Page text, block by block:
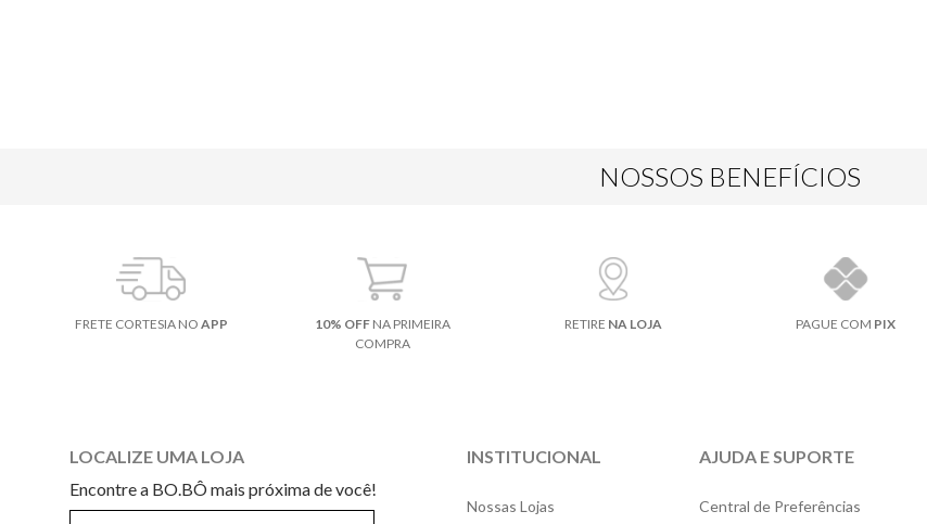
NOSSOS BENEFÍCIOS
FRETE CORTESIA NO APP 10% OFFNA PRIMEIRA
COMPRA
RETIRE NA LOJA PAGUE COM PIX
LOCALIZE UMA LOJA
Encontre a BO.BÔ mais próxima de você!
INSTITUCIONAL
Nossas Lojas
AJUDA E SUPORTE
Central de Preferências